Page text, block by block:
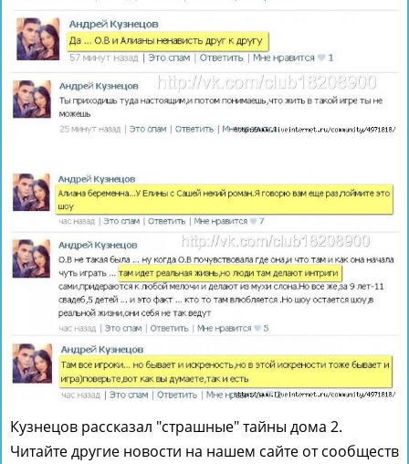
Кузнецов рассказал "страшные" тайны дома 2.
Читайте другие новости на нашем сайте от сообществ